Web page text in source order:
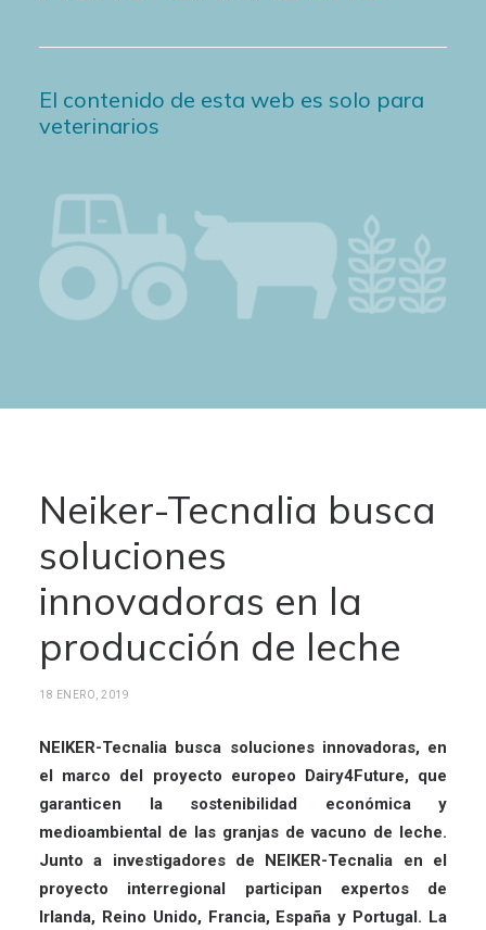
El contenido de esta web es solo para
veterinarios
Neiker-Tecnalia busca
soluciones
innovadoras en la
producción de leche
18 ENERO, 2019
NEIKER-Tecnalia busca soluciones innovadoras, en
el marco del proyecto europeo Dairy4Future, que
garanticen la sostenibilidad económica y
medioambiental de las granjas de vacuno de leche.
Junto a investigadores de NEIKER-Tecnalia en el
proyecto interregional participan expertos de
Irlanda, Reino Unido, Francia, España y Portugal. La